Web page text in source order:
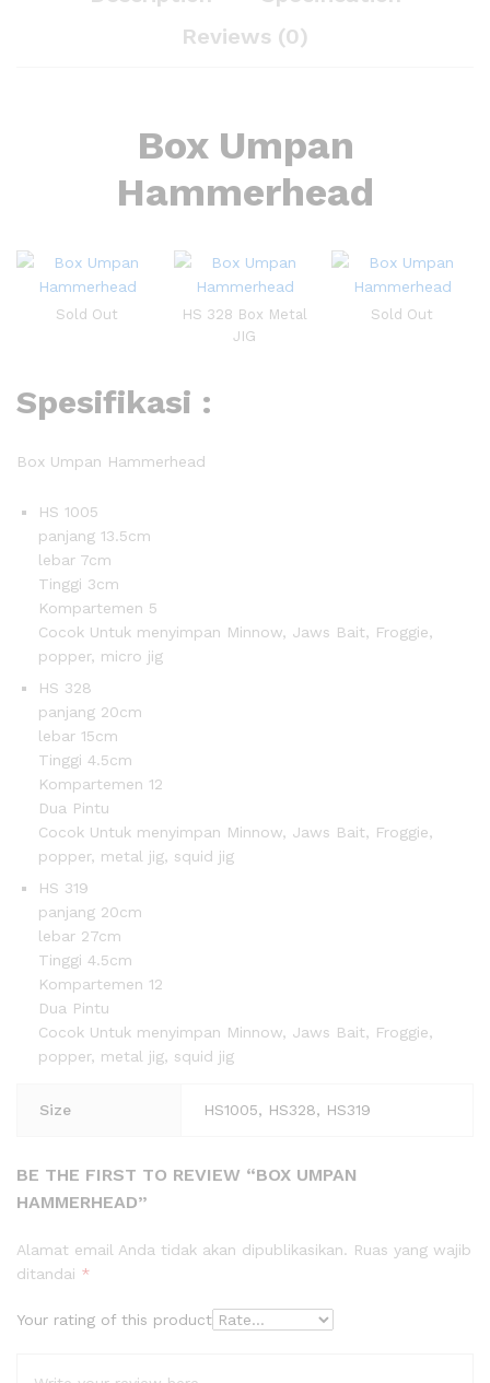
Reviews (0)
Box Umpan
Hammerhead
Sold Out
HS 328 Box Metal
JIG
Sold Out
Spesifikasi :
Box Umpan Hammerhead
HS 1005
panjang 13.5cm
lebar 7cm
Tinggi 3cm
Kompartemen 5
Cocok Untuk menyimpan Minnow, Jaws Bait, Froggie,
popper, micro jig
HS 328
panjang 20cm
lebar 15cm
Tinggi 4.5cm
Kompartemen 12
Dua Pintu
Cocok Untuk menyimpan Minnow, Jaws Bait, Froggie,
popper, metal jig, squid jig
HS 319
panjang 20cm
lebar 27cm
Tinggi 4.5cm
Kompartemen 12
Dua Pintu
Cocok Untuk menyimpan Minnow, Jaws Bait, Froggie,
popper, metal jig, squid jig
Size HS1005, HS328, HS319
BE THE FIRST TO REVIEW “BOX UMPAN
HAMMERHEAD”
Alamat email Anda tidak akan dipublikasikan. Ruas yang wajib
ditandai *
Your rating of this product